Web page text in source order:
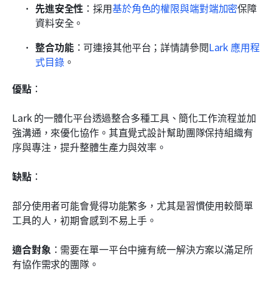
先進安全性 ：採用基於角色的權限與端對端加密保障
資料安全。
整合功能：可連接其他平台；詳情請參閱Lark 應用程
式目錄。
優點：
Lark 的一體化平台透過整合多種工具、簡化工作流程並加
強溝通，來優化協作。其直覺式設計幫助團隊保持組織有
序與專注，提升整體生產力與效率。
缺點：
部分使用者可能會覺得功能繁多，尤其是習慣使用較簡單
工具的人，初期會感到不易上手。
適合對象：需要在單一平台中擁有統一解決方案以滿足所
有協作需求的團隊。